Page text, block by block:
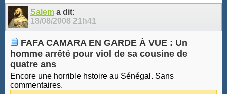
Salema dit:
18/08/2008 21h41
FAFA CAMARA EN GARDE À VUE : Un
homme arrêté pour viol de sa cousine de
quatre ans
Encore une horrible hstoire au Sénégal. Sans
commentaires.